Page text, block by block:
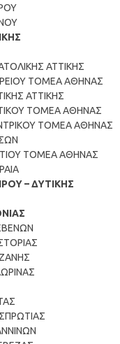
ΑΤΤΙΚΗΣ
ΤΟΜΕΑ ΑΘΗΝΑΣ
ΑΤΤΙΚΗΣ
ΤΟΜΕΑ ΑΘΗΝΑΣ
ΤΟΜΕΑ ΑΘΗΝΑΣ
ΤΟΜΕΑ ΑΘΗΝΑΣ
– ΔΥΤΙΚΗΣ